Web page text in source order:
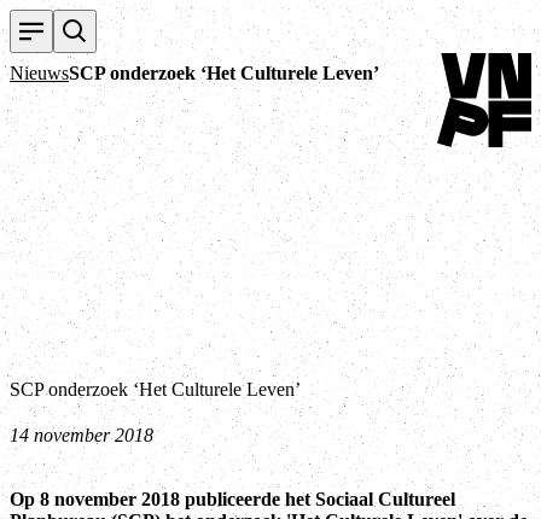
NieuwsSCP onderzoek ‘Het Culturele Leven’
Terug naar
SCP onderzoek ‘Het Culturele Leven’
14 november 2018
Op 8 november 2018 publiceerde het Sociaal Cultureel